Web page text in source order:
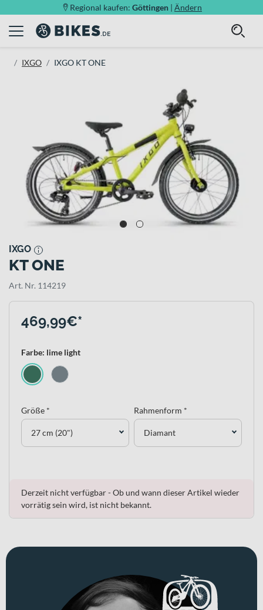
Regional kaufen: Göttingen | Ändern
IXGO IXGO KT ONE
IXGO
KT ONE
Art. Nr. 114219
469,99€*
Farbe: lime light
Größe *
27 cm (20")
Rahmenform *
Diamant
Derzeit nicht verfügbar - Ob und wann dieser Artikel wieder
vorrätig sein wird, ist nicht bekannt.